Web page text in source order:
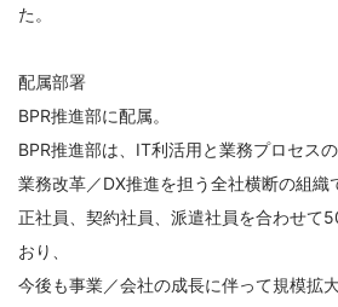
た。
配属部署
BPR推進部に配属。
BPR推進部は、IT利活用と業務プロセス
業務改革／DX推進を担う全社横断の組織
正社員、契約社員、派遣社員を合わせて
おり、
今後も事業／会社の成長に伴って規模拡